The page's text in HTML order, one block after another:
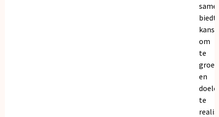
biedt
om
te
en
te